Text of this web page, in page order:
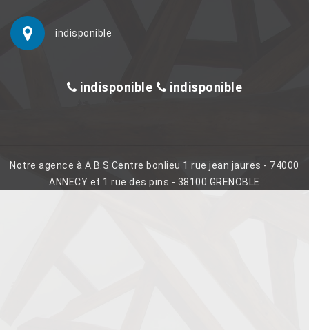
indisponible
indisponible indisponible
Notre agence à A.B.S Centre bonlieu 1 rue jean jaures - 74000
ANNECY et 1 rue des pins - 38100 GRENOBLE